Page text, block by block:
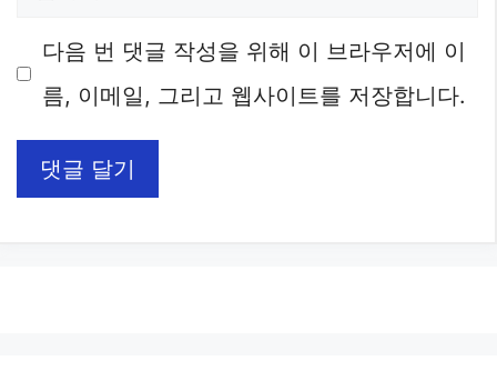
이
다음 번 댓글 작성을 위해 이 브라우저에 이
름, 이메일, 그리고 웹사이트를 저장합니다.